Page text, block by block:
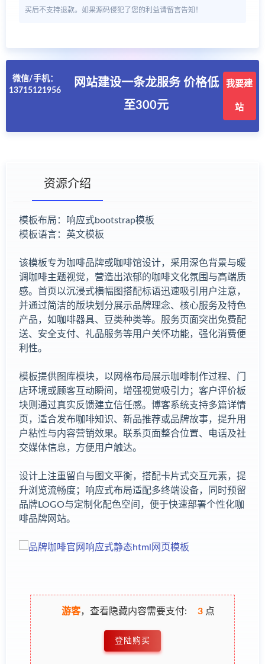
买后不支持退款。如果源码侵犯了您的利益请留言告知！
微信/手机：
13715121956
网站建设一条龙服务 价格低
至300元
我要建
站
资源介绍
有疑问？请点击复制链接咨询！
模板布局：响应式bootstrap模板
模板语言：英文模板
该模板专为咖啡品牌或咖啡馆设计，采用深色背景与暖
调咖啡主题视觉，营造出浓郁的咖啡文化氛围与高端质
感。首页以沉浸式横幅图搭配标语迅速吸引用户注意，
并通过简洁的版块划分展示品牌理念、核心服务及特色
产品，如咖啡器具、豆类种类等。服务页面突出免费配
送、安全支付、礼品服务等用户关怀功能，强化消费便
利性。
模板提供图库模块，以网格布局展示咖啡制作过程、门
店环境或顾客互动瞬间，增强视觉吸引力；客户评价板
块则通过真实反馈建立信任感。博客系统支持多篇详情
页，适合发布咖啡知识、新品推荐或品牌故事，提升用
户粘性与内容营销效果。联系页面整合位置、电话及社
交媒体信息，方便用户触达。
设计上注重留白与图文平衡，搭配卡片式交互元素，提
升浏览流畅度；响应式布局适配多终端设备，同时预留
品牌LOGO与定制化配色空间，便于快速部署个性化咖
啡品牌网站。
游客，查看隐藏内容需要支付: 3点
登陆购买